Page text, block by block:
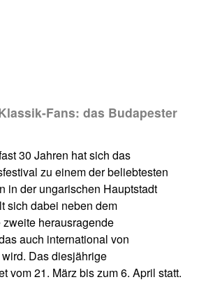
Fans: das Budapester
30 Jahren hat sich das
zu einem der beliebtesten
in der ungarischen Hauptstadt
sich dabei neben dem
herausragende
auch international von
Das diesjährige
vom 21. März bis zum 6. April statt.